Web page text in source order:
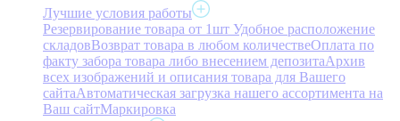
Лучшие условия работы
Резервирование товара от 1шт Удобное расположение
складовВозврат товара в любом количествеОплата по
факту забора товара либо внесением депозитаАрхив
всех изображений и описания товара для Вашего
сайтаАвтоматическая загрузка нашего ассортимента на
Ваш сайтМаркировка